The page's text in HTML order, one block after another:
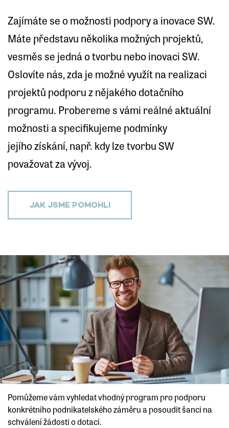
Zajímáte se o možnosti podpory a inovace SW.
Máte představu několika možných projektů,
vesměs se jedná o tvorbu nebo inovaci SW.
Oslovíte nás, zda je možné využít na realizaci
projektů podporu z nějakého dotačního
programu. Probereme s vámi reálné aktuální
možnosti a specifikujeme podmínky
jejího získání, např. kdy lze tvorbu SW
považovat za vývoj.
JAK JSME POMOHLI
Pomůžeme vám vyhledat vhodný program pro podporu
konkrétního podnikatelského záměru a posoudit šanci na
schválení žádosti o dotaci.